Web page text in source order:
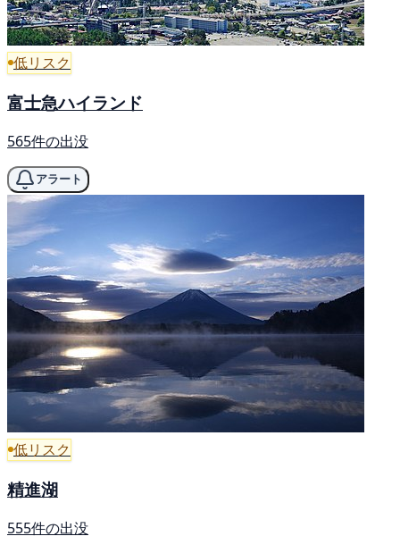
低リスク
富士急ハイランド
565件の出没
アラート
低リスク
精進湖
555件の出没